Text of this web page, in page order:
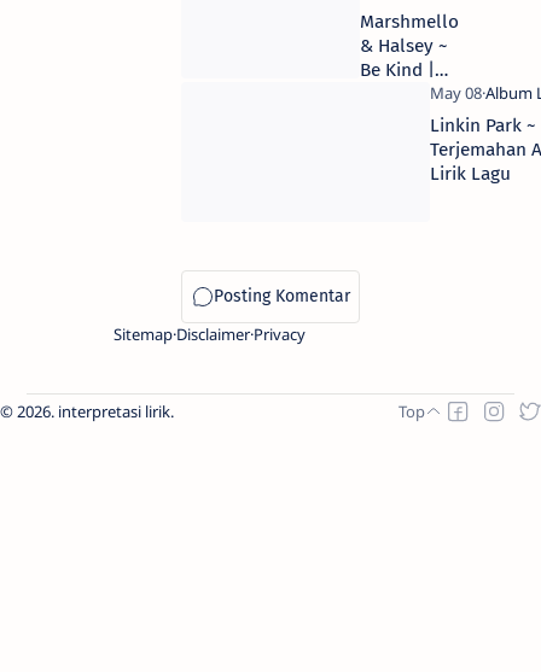
Marshmello
& Halsey ~
Be Kind |
Terjemahan
Makna Lirik
Linkin Park
Terjemahan
Lirik Lagu
Sitemap Disclaimer Privacy
2026. interpretasi lirik.